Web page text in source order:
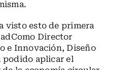
visto esto de primera
Director
e Innovación, Diseño
podido aplicar el